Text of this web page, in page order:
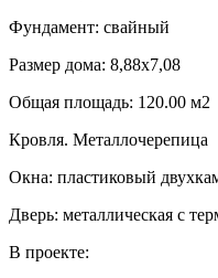
Фундамент: свайный
Размер дома: 8,88х7,08
Общая площадь: 120.00 м2
Кровля. Металлочерепица
Окна: пластиковый
Дверь: металлическая с
В проекте: